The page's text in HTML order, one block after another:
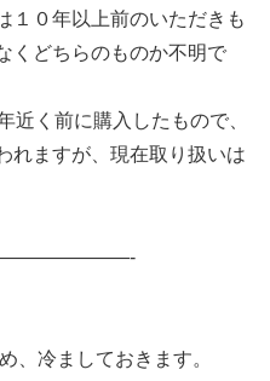
１０年以上前のいただきも
くどちらのものか不明で
く前に購入したもので、
れますが、現在取り扱いは
、冷ましておきます。